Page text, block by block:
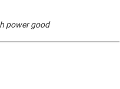
power good